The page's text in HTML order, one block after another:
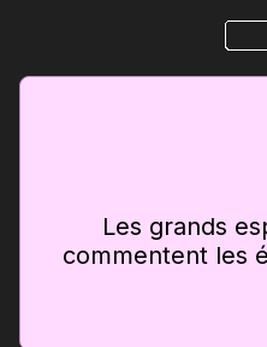
Les grands
commentent les